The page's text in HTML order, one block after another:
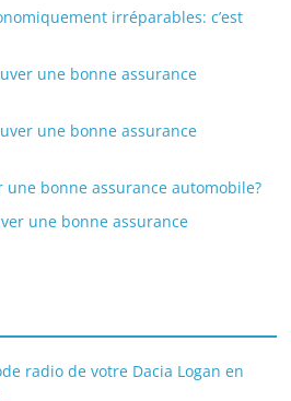
irréparables: c’est
une bonne assurance
une bonne assurance
une bonne assurance automobile?
une bonne assurance
radio de votre Dacia Logan en